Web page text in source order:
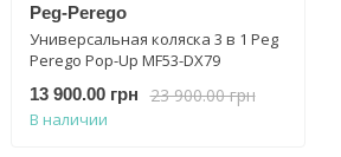
Peg-Perego
Универсальная коляска 3 в 1 Peg
Perego Pop-Up MF53-DX79
23 900.00 грн
13 900.00 грн
В наличии